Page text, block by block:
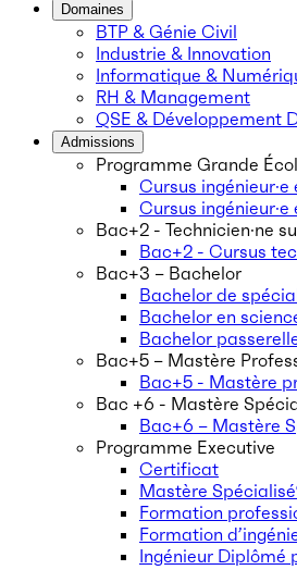
Domaines
BTP & Génie Civil
Industrie & Innovation
Informatique &
RH & Management
QSE & Développement
Admissions
Programme Grande
Cursus ingénieur·e
Cursus ingénieur·e
Bac+2 - Technicien·ne
Bac+2 - Cursus
Bac+3 – Bachelor
Bachelor de
Bachelor en
Bachelor
Bac+5 – Mastère
Bac+5 - Mastère
Bac +6 - Mastère
Bac+6 – Mastère
Programme Executive
Certificat
Mastère
Formation
Formation
Ingénieur Diplômé